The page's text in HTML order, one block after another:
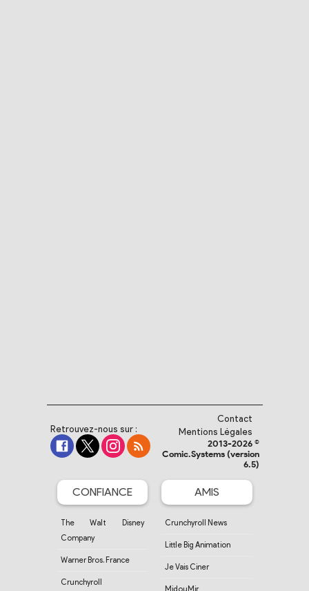
Retrouvez-nous sur :
Contact
Mentions Légales
2013-2026 ©
Comic.Systems (version
6.5)
CONFIANCE
The Walt Disney
Company
Warner Bros. France
Crunchyroll
AMIS
Crunchyroll News
Little Big Animation
Je Vais Ciner
MidouMir